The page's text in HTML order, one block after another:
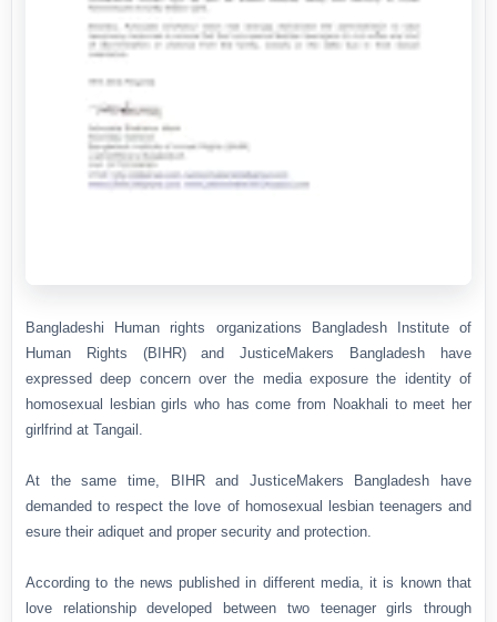
Bangladeshi Human rights organizations Bangladesh Institute of
Human Rights (BIHR) and JusticeMakers Bangladesh have
expressed deep concern over the media exposure the identity of
homosexual lesbian girls who has come from Noakhali to meet her
girlfrind at Tangail.
At the same time, BIHR and JusticeMakers Bangladesh have
demanded to respect the love of homosexual lesbian teenagers and
esure their adiquet and proper security and protection.
According to the news published in different media, it is known that
love relationship developed between two teenager girls through